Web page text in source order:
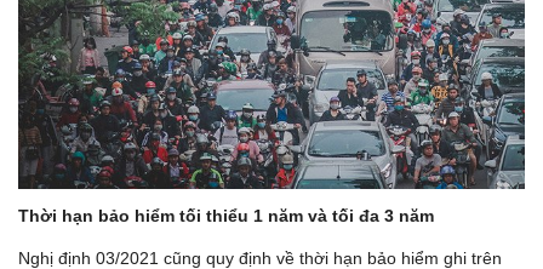
Thời hạn bảo hiểm tối thiểu 1 năm và tối đa 3 năm
Nghị định 03/2021 cũng quy định về thời hạn bảo hiểm ghi trên